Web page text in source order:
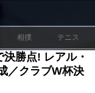
相撲 テニス
勝点! レアル・
／クラブW杯決